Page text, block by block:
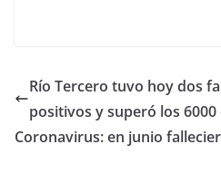
Río Tercero tuvo hoy dos
positivos y superó los
Coronavirus: en junio